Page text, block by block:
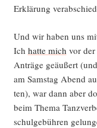
Erklä­rung
Und wir haben uns
Ich hat­te mich vor
Anträ­ge geäu­ßert
am Sams­tag Abend
ten), war dann aber
beim The­ma
schul­ge­büh­ren